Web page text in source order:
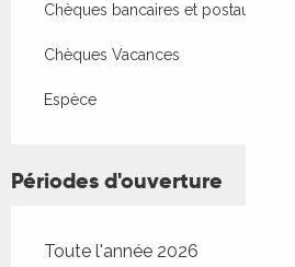
Chèques bancaires et postaux
Chèques Vacances
Espèce
Périodes d'ouverture
Toute l'année 2026